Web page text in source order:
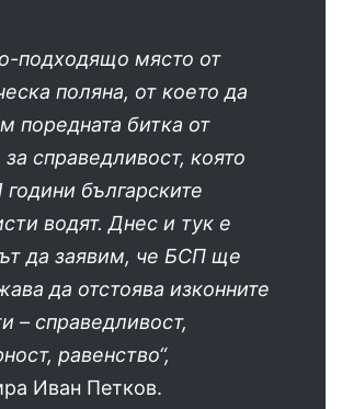
подходящо място от
поляна, от което да
поредната битка от
за справедливост, която
години българските
водят. Днес и тук е
да заявим, че БСП ще
да отстоява изконните
– справедливост,
равенство“,
Иван Петков.